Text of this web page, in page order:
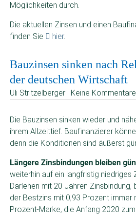
Möglichkeiten durch.
Die aktuellen Zinsen und einen
finden Sie
hier.
Bauzinsen sinken nach
der deutschen Wirtschaft
Uli Stritzelberger | Keine Kommentare
Die Bauzinsen sinken wieder und
ihrem Allzeittief. Baufinanzierer
denn die Konditionen sind äußerst
Längere Zinsbindungen bleiben
weiterhin auf ein langfristig niedriges
Darlehen mit 20 Jahren Zinsbindung,
der Bestzins mit 0,93 Prozent immer
Prozent-Marke, die Anfang 2020